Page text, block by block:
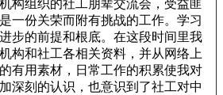
构组织的社工朋辈交流会，受益匪
一份关荣而附有挑战的工作。学习
步的前提和根底。在这段时间里我
构和社工各相关资料，并从网络上
有用素材，日常工作的积累使我对
深刻的认识，也意识到了社工对中